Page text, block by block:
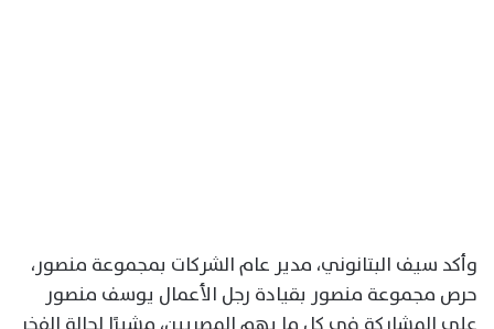
وأكد سيف البتانوني، مدير عام الشركات بمجموعة منصور،
حرص مجموعة منصور بقيادة رجل الأعمال يوسف منصور